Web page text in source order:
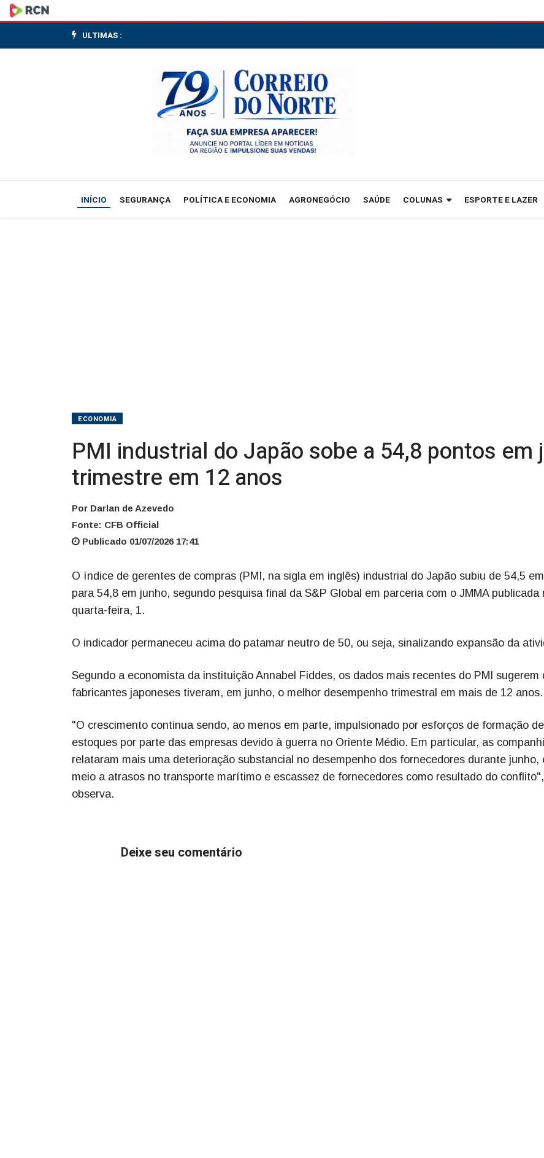
PMI
industrial
54,8
ULTIMAS :
INÍCIO SEGURANÇA POLÍTICA E ECONOMIA AGRONEGÓCIO SAÚDE COLUNAS ESPORTE E LAZER
ECONOMIA
PMI industrial do Japão sobe a 54,8 pontos
trimestre em 12 anos
Por Darlan de Azevedo
Fonte: CFB Official
Publicado 01/07/2026 17:41
O índice de gerentes de compras (PMI, na sigla em inglês) industrial do Japão subiu de 54,5
para 54,8 em junho, segundo pesquisa final da S&P Global em parceria com o JMMA publicada
quarta-feira, 1.
O indicador permaneceu acima do patamar neutro de 50, ou seja, sinalizando expansão da
Segundo a economista da instituição Annabel Fiddes, os dados mais recentes do PMI sugerem
fabricantes japoneses tiveram, em junho, o melhor desempenho trimestral em mais de 12 anos.
"O crescimento continua sendo, ao menos em parte, impulsionado por esforços de formação de
estoques por parte das empresas devido à guerra no Oriente Médio. Em particular, as
relataram mais uma deterioração substancial no desempenho dos fornecedores durante junho,
meio a atrasos no transporte marítimo e escassez de fornecedores como resultado do conflito",
observa.
Deixe seu comentário